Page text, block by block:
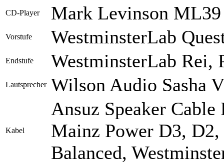
CD-Player Mark Levinson ML39
Vorstufe WestminsterLab
Endstufe WestminsterLab Rei,
Lautsprecher Wilson Audio Sasha V
Kabel
Ansuz Speaker
Mainz Power D3,
Balanced,